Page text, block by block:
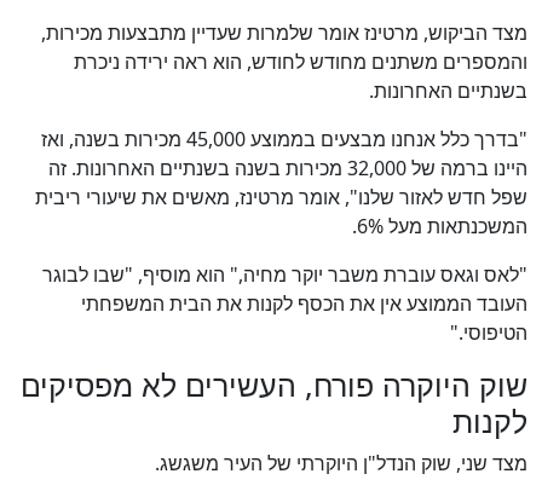
מצד הביקוש, מרטינז אומר שלמרות שעדיין מתבצעות מכירות,
והמספרים משתנים מחודש לחודש, הוא ראה ירידה ניכרת
בשנתיים האחרונות.
"בדרך כלל אנחנו מבצעים בממוצע 45,000 מכירות בשנה, ואז
היינו ברמה של 32,000 מכירות בשנה בשנתיים האחרונות. זה
שפל חדש לאזור שלנו", אומר מרטינז, מאשים את שיעורי ריבית
המשכנתאות מעל 6%.
"לאס וגאס עוברת משבר יוקר מחיה," הוא מוסיף, "שבו לבוגר
העובד הממוצע אין את הכסף לקנות את הבית המשפחתי
הטיפוסי."
שוק היוקרה פורח, העשירים לא מפסיקים
לקנות
מצד שני, שוק הנדל"ן היוקרתי של העיר משגשג.